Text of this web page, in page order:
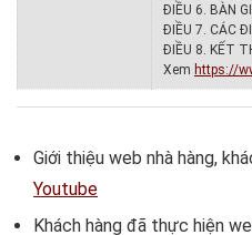
ĐIỀU 6. BÀN
ĐIỀU 7. CÁC
ĐIỀU 8. KẾT
Xem https://
Giới thiệu web nhà hàng,
Youtube
Khách hàng đã thực hiện